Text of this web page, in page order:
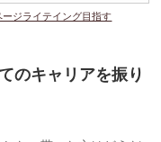
ジライテイング目指す
のキャリアを振り